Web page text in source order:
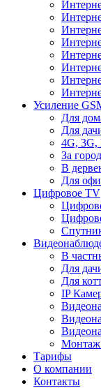
Усиление
Для
Для
4G, 3G,
За
В
Для
Цифровое TV
В
Для
Для
IP
Монтаж
Тарифы
О компании
Контакты